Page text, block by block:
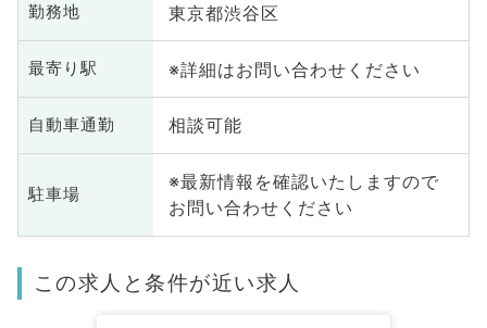
勤務地 東京都渋谷区
最寄り駅 ※詳細はお問い合わせください
自動車通勤 相談可能
駐車場
※最新情報を確認いたしますので
お問い合わせください
この求人と条件が近い求人